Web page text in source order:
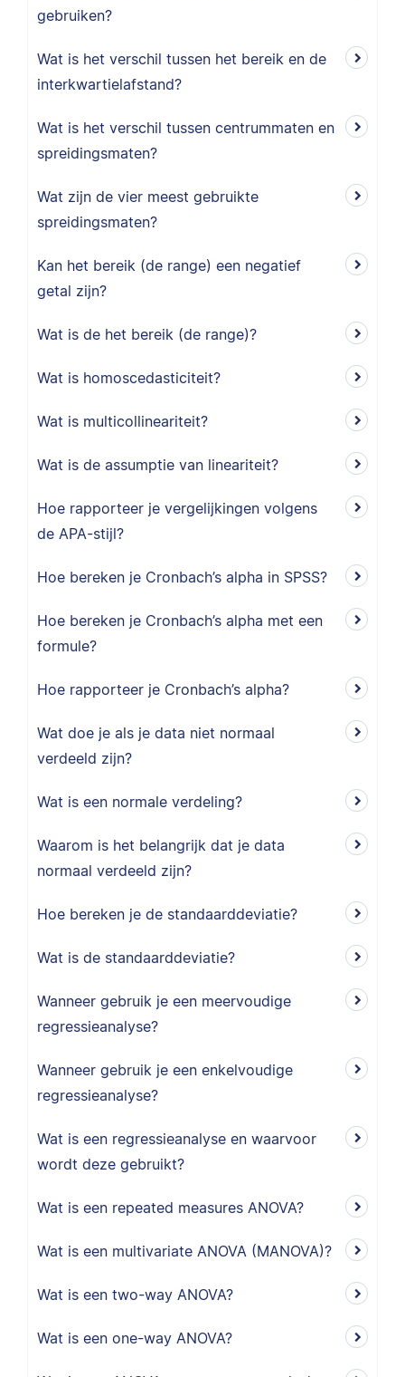
gebruiken?
Wat is het verschil tussen het bereik en de
interkwartielafstand?
Wat is het verschil tussen centrummaten en
spreidingsmaten?
Wat zijn de vier meest gebruikte
spreidingsmaten?
Kan het bereik (de range) een negatief
getal zijn?
Wat is de het bereik (de range)?
Wat is homoscedasticiteit?
Wat is multicollineariteit?
Wat is de assumptie van lineariteit?
Hoe rapporteer je vergelijkingen volgens
de APA-stijl?
Hoe bereken je Cronbach’s alpha in SPSS?
Hoe bereken je Cronbach’s alpha met een
formule?
Hoe rapporteer je Cronbach’s alpha?
Wat doe je als je data niet normaal
verdeeld zijn?
Wat is een normale verdeling?
Waarom is het belangrijk dat je data
normaal verdeeld zijn?
Hoe bereken je de standaarddeviatie?
Wat is de standaarddeviatie?
Wanneer gebruik je een meervoudige
regressieanalyse?
Wanneer gebruik je een enkelvoudige
regressieanalyse?
Wat is een regressieanalyse en waarvoor
wordt deze gebruikt?
Wat is een repeated measures ANOVA?
Wat is een multivariate ANOVA (MANOVA)?
Wat is een two-way ANOVA?
Wat is een one-way ANOVA?